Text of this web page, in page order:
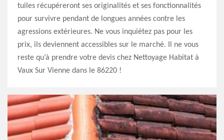
tuiles récupéreront ses originalités et ses fonctionnalités
pour survivre pendant de longues années contre les
agressions extérieures. Ne vous inquiétez pas pour les
prix, ils deviennent accessibles sur le marché. Il ne vous
reste qu’à prendre votre devis chez Nettoyage Habitat à
Vaux Sur Vienne dans le 86220 !